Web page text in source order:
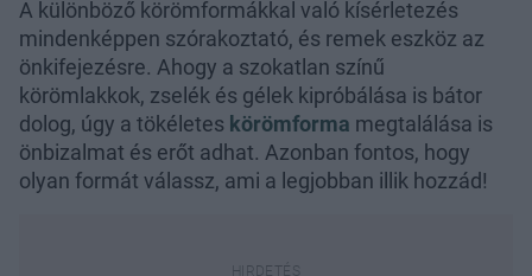
A különböző körömformákkal való kísérletezés
mindenképpen szórakoztató, és remek eszköz az
önkifejezésre. Ahogy a szokatlan színű
körömlakkok, zselék és gélek kipróbálása is bátor
dolog, úgy a tökéletes körömforma megtalálása is
önbizalmat és erőt adhat. Azonban fontos, hogy
olyan formát válassz, ami a legjobban illik hozzád!